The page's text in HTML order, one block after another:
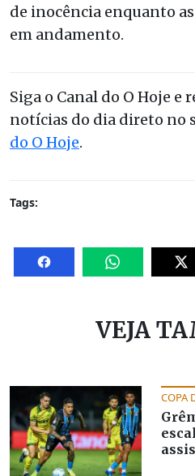
de inocência enquanto
em andamento.
Siga o Canal do O Hoje e
notícias do dia direto no
do O Hoje.
Tags:
VEJA
COPA